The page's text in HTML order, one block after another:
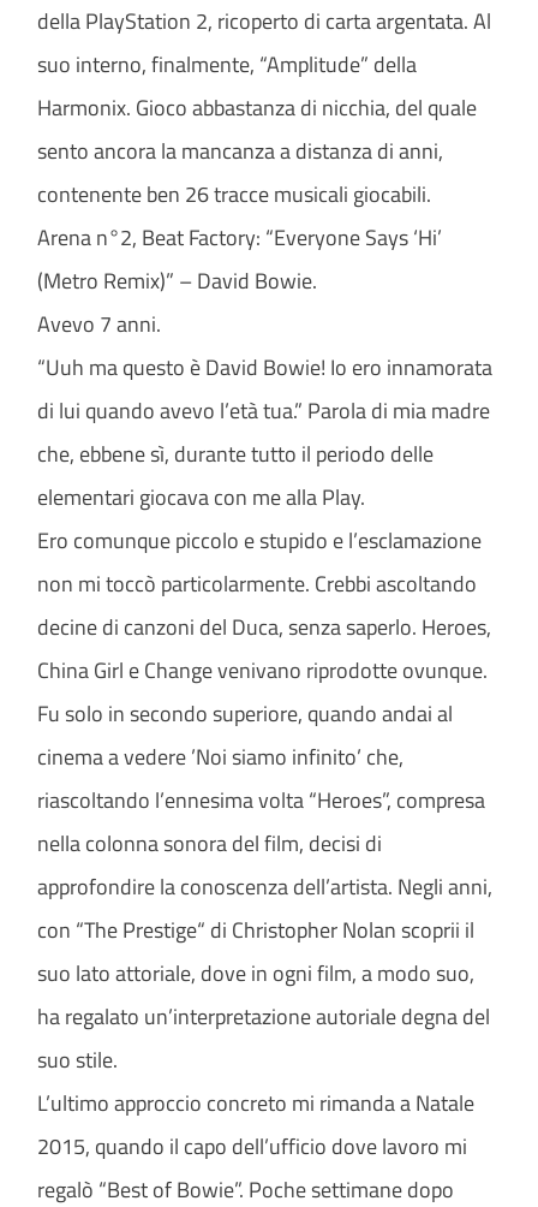
della PlayStation 2, ricoperto di carta argentata. Al
suo interno, finalmente, “Amplitude” della
Harmonix. Gioco abbastanza di nicchia, del quale
sento ancora la mancanza a distanza di anni,
contenente ben 26 tracce musicali giocabili.
Arena n°2, Beat Factory: “Everyone Says ‘Hi’
(Metro Remix)” – David Bowie.
Avevo 7 anni.
“Uuh ma questo è David Bowie! Io ero innamorata
di lui quando avevo l’età tua.” Parola di mia madre
che, ebbene sì, durante tutto il periodo delle
elementari giocava con me alla Play.
Ero comunque piccolo e stupido e l’esclamazione
non mi toccò particolarmente. Crebbi ascoltando
decine di canzoni del Duca, senza saperlo. Heroes,
China Girl e Change venivano riprodotte ovunque.
Fu solo in secondo superiore, quando andai al
cinema a vedere ’Noi siamo infinito’ che,
riascoltando l’ennesima volta “Heroes”, compresa
nella colonna sonora del film, decisi di
approfondire la conoscenza dell’artista. Negli anni,
con “The Prestige“ di Christopher Nolan scoprii il
suo lato attoriale, dove in ogni film, a modo suo,
ha regalato un’interpretazione autoriale degna del
suo stile.
L’ultimo approccio concreto mi rimanda a Natale
2015, quando il capo dell’ufficio dove lavoro mi
regalò “Best of Bowie”. Poche settimane dopo